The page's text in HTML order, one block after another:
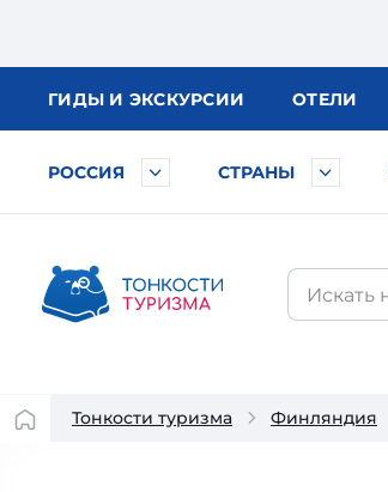
ГИДЫ И ЭКСКУРСИИ ОТЕЛИ
РОССИЯ СТРАНЫ
Тонкости туризма Финляндия